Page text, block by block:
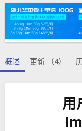
日
期
概述 更新 （4）
用